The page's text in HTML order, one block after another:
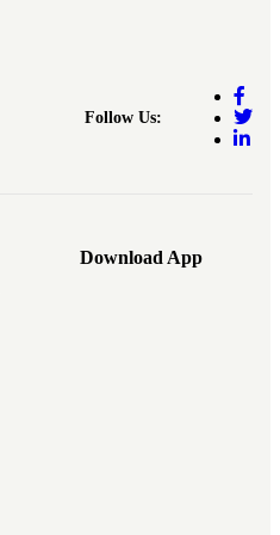
Follow Us:
Download App